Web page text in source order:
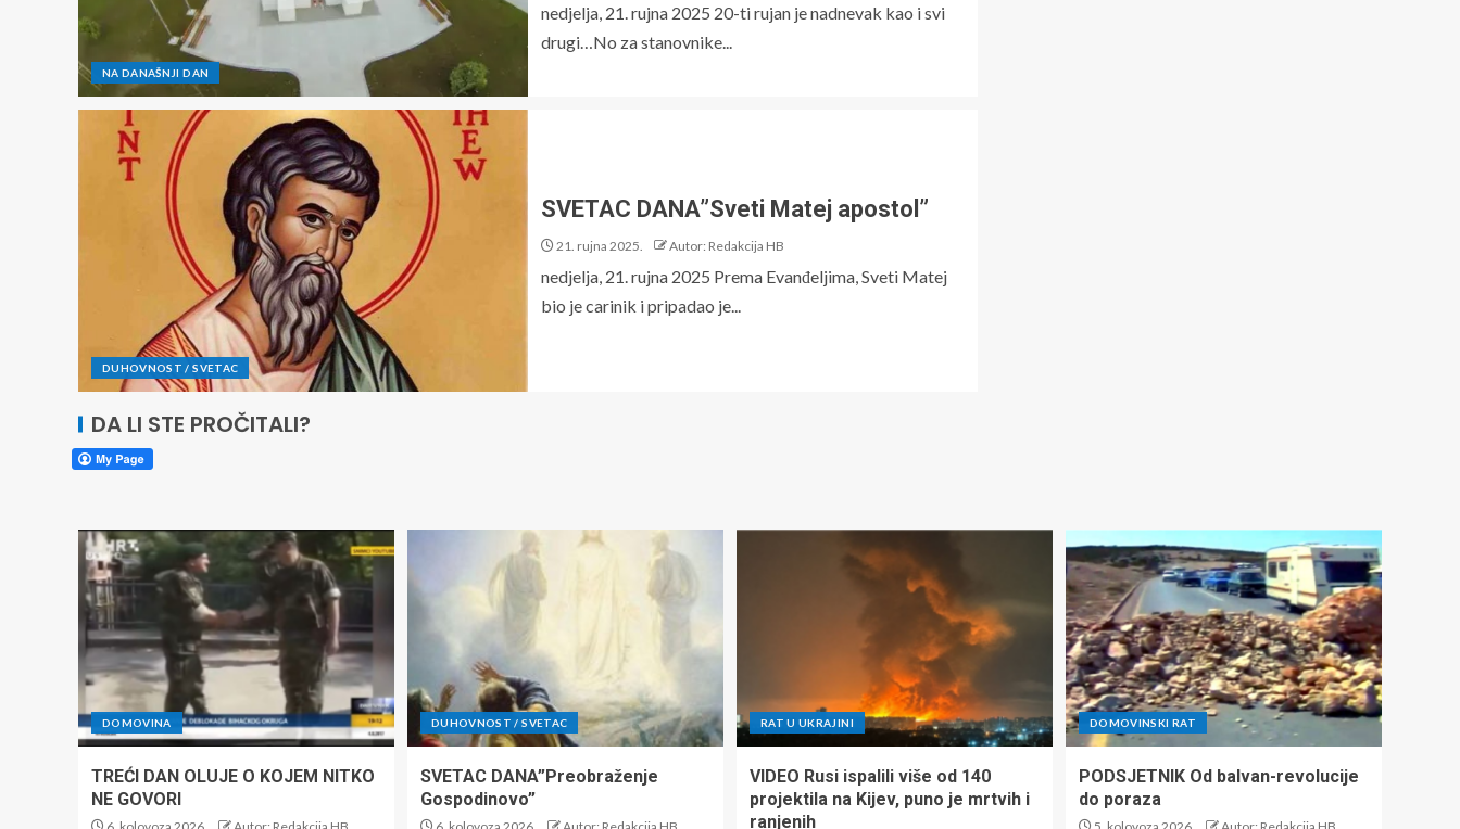
NA DANAŠNJI DAN
nedjelja, 21. rujna 2025 20-ti rujan je nadnevak kao i svi
drugi…No za stanovnike...
DUHOVNOST / SVETAC
SVETAC DANA”Sveti Matej apostol”
21. rujna 2025. Autor: Redakcija HB
nedjelja, 21. rujna 2025 Prema Evanđeljima, Sveti Matej
bio je carinik i pripadao je...
DA LI STE PROČITALI?
DOMOVINA
TREĆI DAN OLUJE O KOJEM NITKO
NE GOVORI
DUHOVNOST / SVETAC
SVETAC DANA”Preobraženje
Gospodinovo”
RAT U UKRAJINI
VIDEO Rusi ispalili više od 140
projektila na Kijev, puno je mrtvih i
ranjenih
DOMOVINSKI RAT
PODSJETNIK Od balvan-revolucije
do poraza